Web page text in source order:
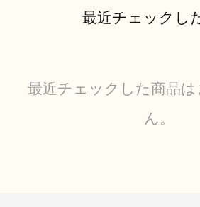
最近チェックし
最近チェックした商品
ん。